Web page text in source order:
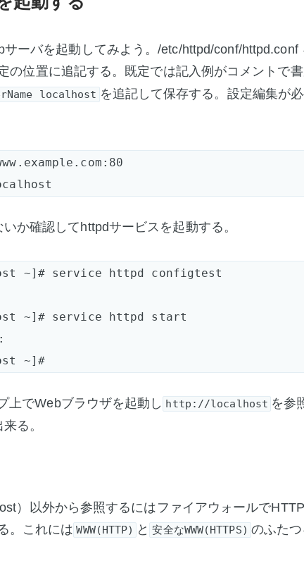
サーバを起動してみよう。/etc/httpd/conf/httpd.conf
の位置に追記する。既定では記入例がコメントで
localhost を追記して保存する。設定編集が
か確認してhttpdサービスを起動する。
~]# service httpd configtest
~]# service httpd start
動中:
[root@localhost ~]#
上でWebブラウザを起動し http://localhost を参
る。
）以外から参照するにはファイアウォールで
。これには WWW(HTTP) と 安全なWWW(HTTPS) のふたつ